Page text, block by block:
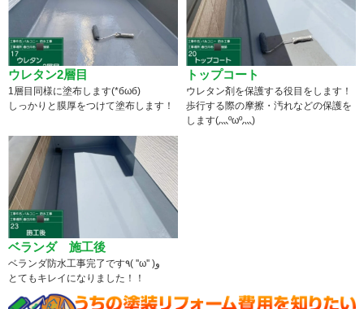
ウレタン2層目
1層目同様に塗布します(*бωб)
しっかりと膜厚をつけて塗布します！
トップコート
ウレタン剤を保護する役目をします！
歩行する際の摩擦・汚れなどの保護を
します(灬ºωº灬)
ベランダ 施工後
ベランダ防水工事完了です٩( ''ω'' )و
とてもキレイになりました！！